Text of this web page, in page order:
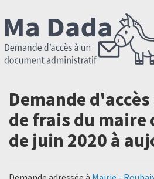
Demande
de frais du maire
de juin 2020 à